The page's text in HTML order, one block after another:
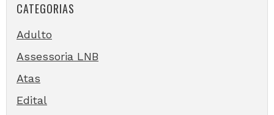
CATEGORIAS
Adulto
Assessoria LNB
Atas
Edital